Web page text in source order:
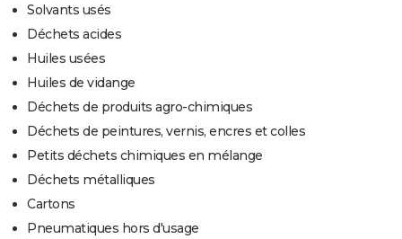
Solvants usés
Déchets acides
Huiles usées
Huiles de vidange
Déchets de produits agro-chimiques
Déchets de peintures, vernis, encres et colles
Petits déchets chimiques en mélange
Déchets métalliques
Cartons
Pneumatiques hors d'usage